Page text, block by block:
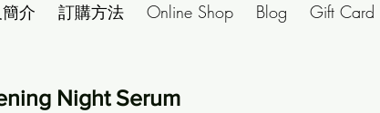
介 訂購方法 Online Shop Blog Gift Card
Night Serum